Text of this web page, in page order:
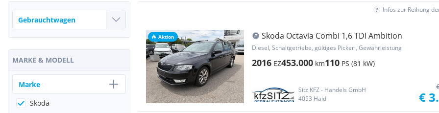
Infos zur Reihung
Aktion Skoda Octavia Combi 1,6 TDI Ambition
Diesel, Schaltgetriebe, gültiges Pickerl, Gewährleistung
2016 EZ453.000 km110 PS (81 kW)
Sitz KFZ - Handels GmbH
4053 Haid
€
MARKE & MODELL
Marke
Skoda